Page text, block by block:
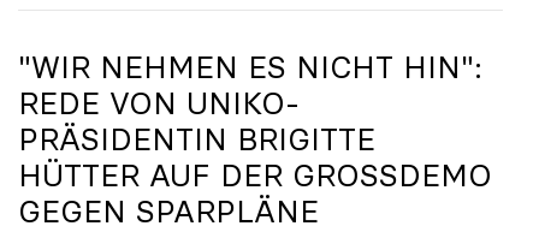
"WIR NEHMEN ES NICHT HIN":
REDE VON UNIKO-
PRÄSIDENTIN BRIGITTE
HÜTTER AUF DER GROSSDEMO G
EGEN SPARPLÄNE